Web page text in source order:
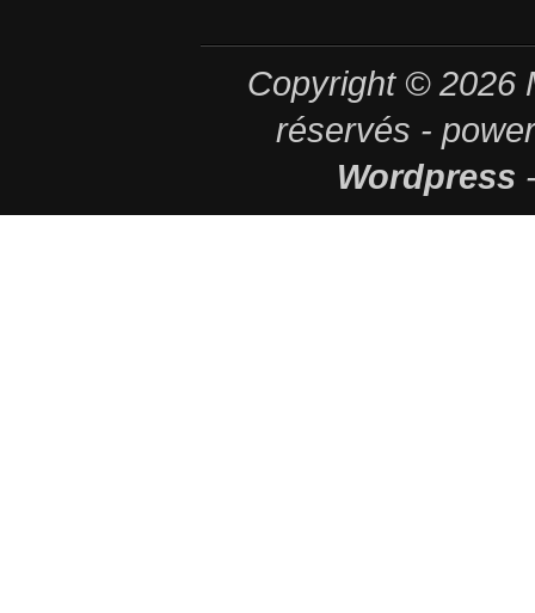
Copyright © 2026
réservés -
Wordpress